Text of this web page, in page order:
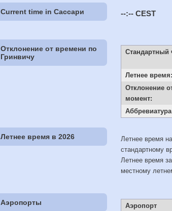
Current time in Сассари --:-- CEST
Отклонение от времени по
Гринвичу
Стандартный
Летнее время:
Отклонение
момент:
Летнее время в 2026
Летнее время
стандартному
Летнее время
местному
Аэропорты Аэропорт